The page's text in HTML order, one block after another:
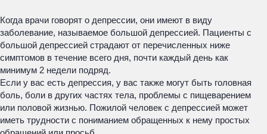
Когда врачи говорят о депрессии, они имеют в виду
заболевание, называемое большой депрессией. Пациенты с
большой депрессией страдают от перечисленных ниже
симптомов в течение всего дня, почти каждый день как
минимум 2 недели подряд.
Если у вас есть депрессия, у вас также могут быть головная
боль, боли в других частях тела, проблемы с пищеварением
или половой жизнью. Пожилой человек с депрессией может
иметь трудности с пониманием обращенных к нему простых